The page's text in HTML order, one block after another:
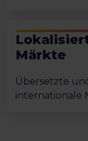
Märkte
Übersetzte
internationale